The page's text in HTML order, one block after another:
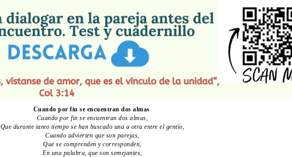
Cuando por fin se encuentran dos almas
Cuando por fin se encuentran dos almas,
Que durante tanto tiempo se han buscado una a otra entre el gentío,
Cuando advierten que son parejas,
Que se comprenden y corresponden,
En una palabra, que son semejantes,